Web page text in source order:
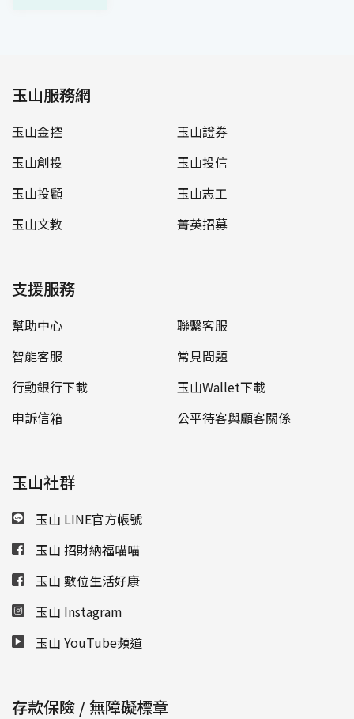
玉山服務網
玉山金控
玉山證券
玉山創投
玉山投信
玉山投顧
玉山志工
玉山文教
菁英招募
支援服務
幫助中心
聯繫客服
智能客服
常見問題
行動銀行下載
玉山Wallet下載
申訴信箱
公平待客與顧客關係
玉山社群
玉山 LINE官方帳號
玉山 招財納福喵喵
玉山 數位生活好康
玉山 Instagram
玉山 YouTube頻道
存款保險 / 無障礙標章